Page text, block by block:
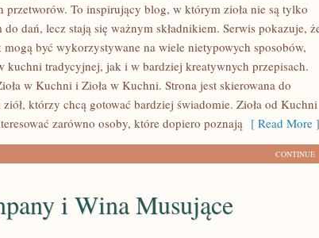
przetworów. To inspirujący blog, w którym zioła nie są tylko
do dań, lecz stają się ważnym składnikiem. Serwis pokazuje,
mogą być wykorzystywane na wiele nietypowych sposobów,
kuchni tradycyjnej, jak i w bardziej kreatywnych przepisach.
w Kuchni i Zioła w Kuchni. Strona jest skierowana do
którzy chcą gotować bardziej świadomie. Zioła od Kuchni
zarówno osoby, które dopiero poznają [ Read More ]
CONTINUE
i Wina Musujące